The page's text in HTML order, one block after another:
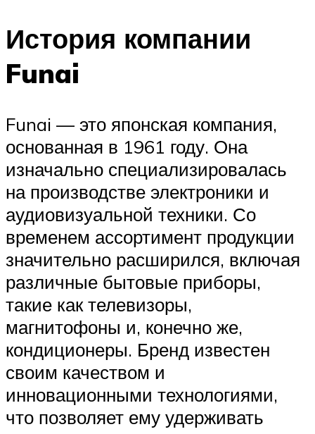
История компании
Funai
Funai — это японская компания,
основанная в 1961 году. Она
изначально специализировалась
на производстве электроники и
аудиовизуальной техники. Со
временем ассортимент продукции
значительно расширился, включая
различные бытовые приборы,
такие как телевизоры,
магнитофоны и, конечно же,
кондиционеры. Бренд известен
своим качеством и
инновационными технологиями,
что позволяет ему удерживать